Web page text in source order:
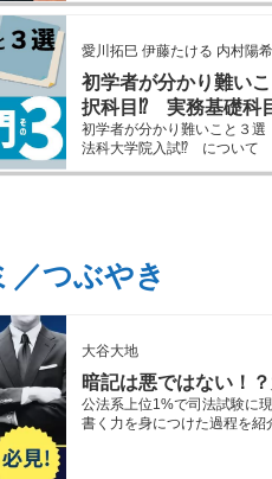
愛川拓巳 伊藤たける 内村陽
初学者が分かり難い
択科目⁉ 実務基礎
初学者が分かり難いこと３
法科大学院入試⁉ について
／つぶやき
大谷大地
暗記は悪ではない！
公法系上位1%で司法試験に
書く力を身につけた過程を紹